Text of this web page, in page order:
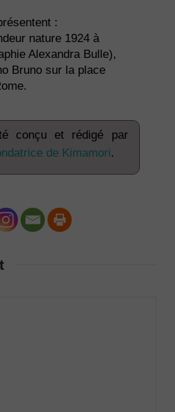
:
nature 1924 à
Alexandra Bulle),
Bruno sur la place
conçu et rédigé par
de Kimamori.